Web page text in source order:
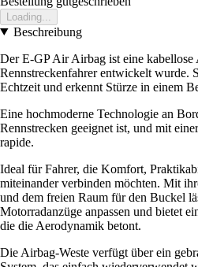
Loading...
Beschreibung
Der E-GP Air Airbag ist eine
Rennstreckenfahrer entwickelt wurde.
Echtzeit und erkennt Stürze in einem
Eine hochmoderne Technologie an
Rennstrecken geeignet ist, und mit
rapide.
Ideal für Fahrer, die Komfort,
miteinander verbinden möchten. Mit
und dem freien Raum für den Buckel
Motorradanzüge anpassen und bietet
die die Aerodynamik betont.
Die Airbag-Weste verfügt über ein